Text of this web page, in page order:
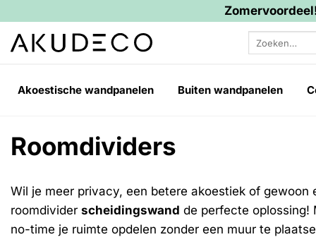
naar
Zoeken
Akoestische wandpanelen Buiten wandpanelen
Roomdividers
Wil je meer privacy, een betere akoestiek of
roomdivider scheidingswand de perfecte oplossing!
no-time je ruimte opdelen zonder een muur te